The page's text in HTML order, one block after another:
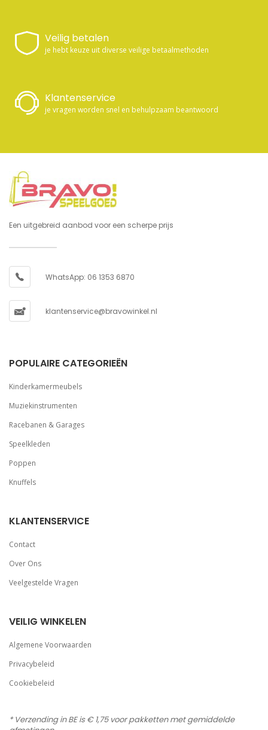
Veilig betalen
je hebt keuze uit diverse veilige betaalmethoden
Klantenservice
je vragen worden snel en behulpzaam beantwoord
Een uitgebreid aanbod voor een scherpe prijs
WhatsApp: 06 1353 6870
klantenservice@bravowinkel.nl
POPULAIRE CATEGORIEËN
Kinderkamermeubels
Muziekinstrumenten
Racebanen & Garages
Speelkleden
Poppen
Knuffels
KLANTENSERVICE
Contact
Over Ons
Veelgestelde Vragen
VEILIG WINKELEN
Algemene Voorwaarden
Privacybeleid
Cookiebeleid
* Verzending in BE is € 1,75 voor pakketten met gemiddelde